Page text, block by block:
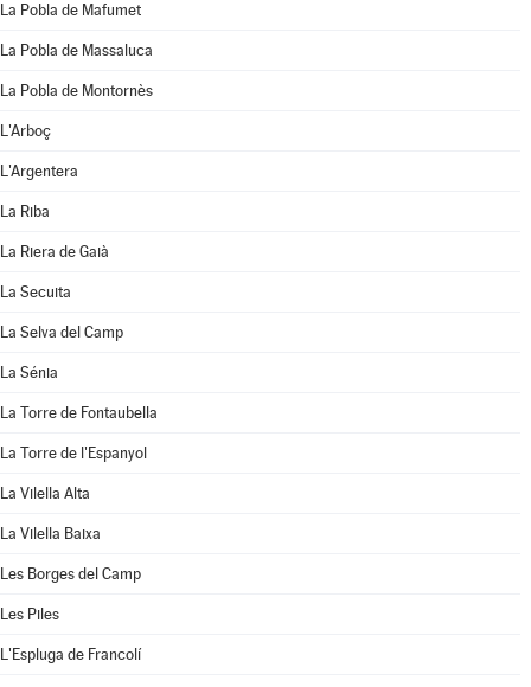
La Pobla de Mafumet
La Pobla de Massaluca
La Pobla de Montornès
L'Arboç
L'Argentera
La Riba
La Riera de Gaià
La Secuita
La Selva del Camp
La Sénia
La Torre de Fontaubella
La Torre de l'Espanyol
La Vilella Alta
La Vilella Baixa
Les Borges del Camp
Les Piles
L'Espluga de Francolí